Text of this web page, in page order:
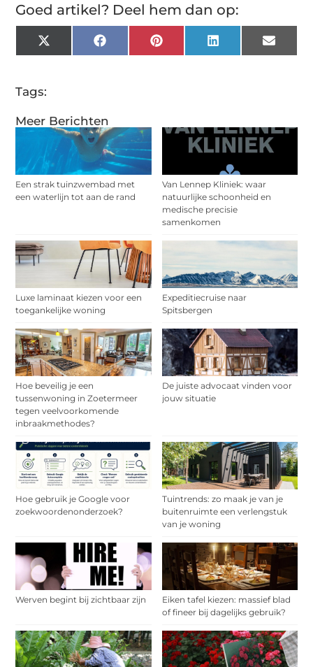
Meer Berichten
Een strak tuinzwembad met
een waterlijn tot aan de rand
Van Lennep Kliniek: waar
natuurlijke schoonheid en
medische precisie
samenkomen
Luxe laminaat kiezen voor een
toegankelijke woning
Expeditiecruise naar
Spitsbergen
Hoe beveilig je een
tussenwoning in Zoetermeer
tegen veelvoorkomende
inbraakmethodes?
De juiste advocaat vinden voor
jouw situatie
Hoe gebruik je Google voor
zoekwoordenonderzoek?
Tuintrends: zo maak je van je
buitenruimte een verlengstuk
van je woning
Werven begint bij zichtbaar zijn
Eiken tafel kiezen: massief blad
of fineer bij dagelijks gebruik?
Goed artikel? Deel hem dan op:
X
(Twitter)
FacebookPinterestLinkedInEmail
Tags: